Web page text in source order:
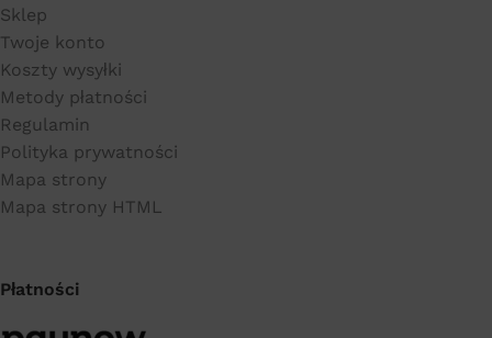
Sklep
Twoje konto
Koszty wysyłki
Metody płatności
Regulamin
Polityka prywatności
Mapa strony
Mapa strony HTML
Płatności